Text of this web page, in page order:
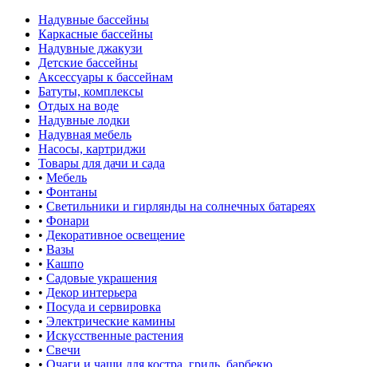
Надувные бассейны
Каркасные бассейны
Надувные джакузи
Детские бассейны
Аксессуары к бассейнам
Батуты, комплексы
Отдых на воде
Надувные лодки
Надувная мебель
Насосы, картриджи
Товары для дачи и сада
• Мебель
• Фонтаны
• Светильники и гирлянды на солнечных батареях
• Фонари
• Декоративное освещение
• Вазы
• Кашпо
• Садовые украшения
• Декор интерьера
• Посуда и сервировка
• Электрические камины
• Искусственные растения
• Свечи
• Очаги и чаши для костра, гриль, барбекю